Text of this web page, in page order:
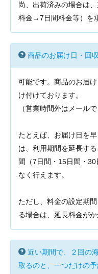
尚、出荷済みの場合は
料金→7日間料金等）を
商品のお届け日・回
可能です。商品のお届
け付けております。
（営業時間外はメール
たとえば、お届け日を
は、利用期間を延長す
間（7日間・15日間・
なく行えます。
ただし、料金の設定期
る場合は、延長料金が
近い期間で、２回の
取るのと、一つだけの